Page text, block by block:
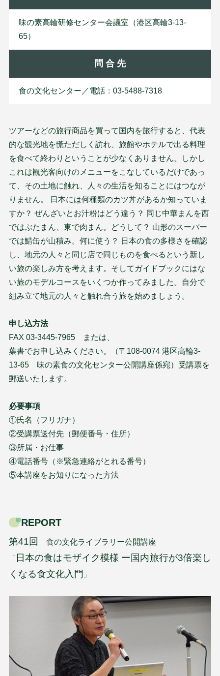
味の素高輪研修センター会議室（港区高輪3-13-
65）
問 合 先
食の文化センター／電話：03-5488-7318
ツアーなどの旅行商品を買って国内を旅行すると、代表
的な観光地を慌ただしく訪れ、旅館やホテルで出る料理
を食べて終わりということが少なくありません。しかし
これは観光客向けのメニューをこなしているだけであっ
て、その土地に触れ、人々の生活を知ることにはつなが
りません。 日本には何種類のカツ丼があるか知っていま
すか？ ぜんざいとお汁粉はどう違う？ 同じ中華まんを西
ではぶたまん、東で肉まん。どうして？ 山形のスーパー
では鯖缶が山積み。何に使う？ 日本の食の多様さを確認
し、地元の人々と同じ店で同じものを食べるという新し
い旅の楽しみ方を考えます。そしてガイドブックにはな
い旅のモデルコースをいくつか作ってみました。自分で
組み立て地元の人々と触れ合う旅を始めましょう。
申し込方法
FAX 03-3445-7965 または、
葉書でお申し込みください。（〒108-0074 港区高輪3-
13-65 味の素食の文化センター公開講座係宛）受講票を
郵送いたします。
必要事項
①氏名（フリガナ）
②受講票送付先（郵便番号・住所）
③所属・お仕事
④電話番号（※緊急連絡がとれる番号）
⑤本講座をお知りになった方法
REPORT
第41回 食の文化ライブラリー公開講座
「 日本の食はモザイク模様 ー国内旅行が3倍楽し
くなる食文化入門 」